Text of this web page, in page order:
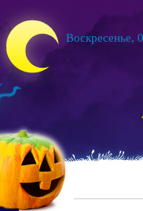
Воскресенье,